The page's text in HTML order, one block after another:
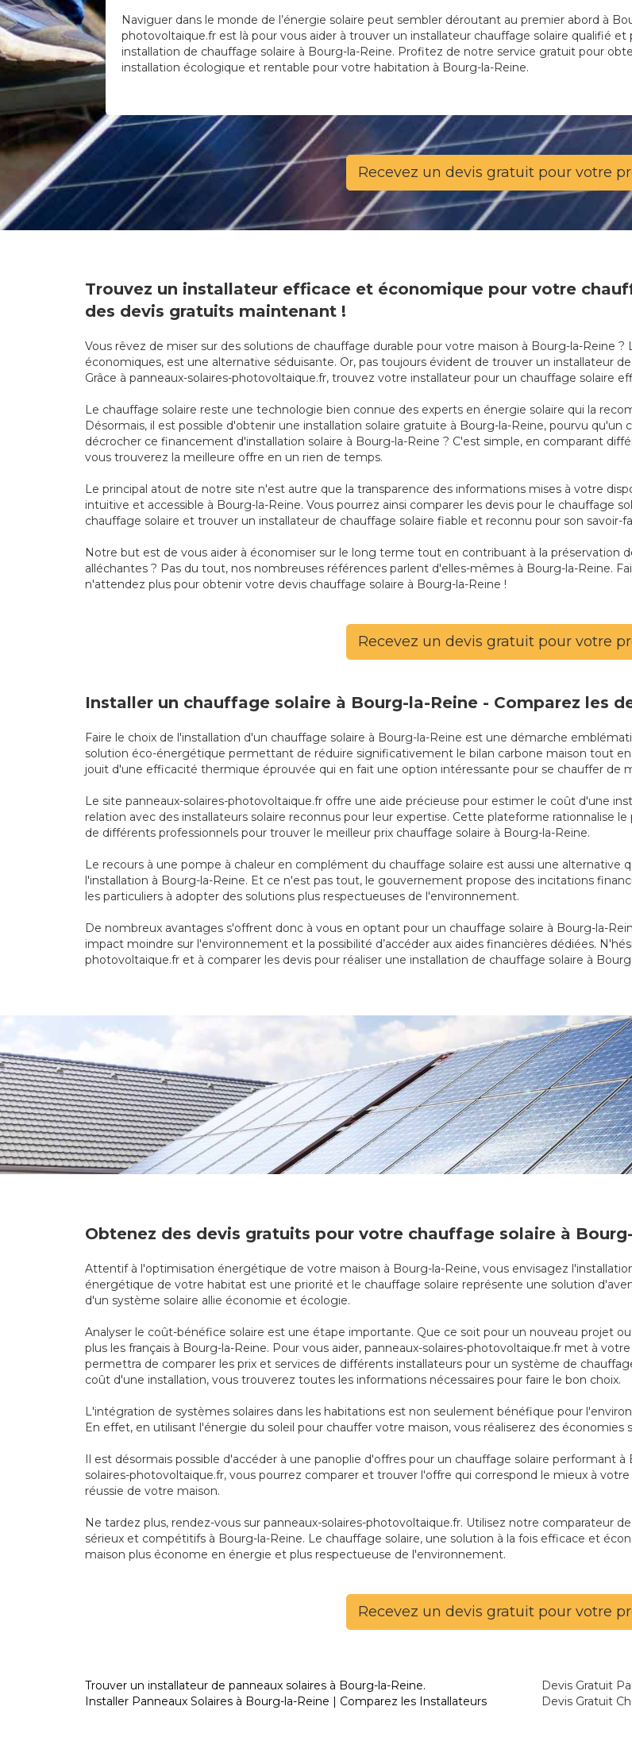
Naviguer dans le monde de l’énergie solaire peut sembler déroutant au premier abord à
photovoltaique.fr est là pour vous aider à trouver un installateur chauffage solaire qualifié
installation de chauffage solaire à Bourg-la-Reine. Profitez de notre service gratuit pour
installation écologique et rentable pour votre habitation à Bourg-la-Reine.
Recevez un devis gratuit pour votre
Trouvez un installateur efficace et économique pour votre
des devis gratuits maintenant !
Vous rêvez de miser sur des solutions de chauffage durable pour votre maison à Bourg-la-Reine
économiques, est une alternative séduisante. Or, pas toujours évident de trouver un installateur
Grâce à panneaux-solaires-photovoltaique.fr, trouvez votre installateur pour un chauffage solaire
Le chauffage solaire reste une technologie bien connue des experts en énergie solaire qui la
Désormais, il est possible d'obtenir une installation solaire gratuite à Bourg-la-Reine, pourvu
décrocher ce financement d'installation solaire à Bourg-la-Reine ? C'est simple, en comparant
vous trouverez la meilleure offre en un rien de temps.
Le principal atout de notre site n'est autre que la transparence des informations mises à votre
intuitive et accessible à Bourg-la-Reine. Vous pourrez ainsi comparer les devis pour le chauffage
chauffage solaire et trouver un installateur de chauffage solaire fiable et reconnu pour son savoir-
Notre but est de vous aider à économiser sur le long terme tout en contribuant à la préservation
alléchantes ? Pas du tout, nos nombreuses références parlent d'elles-mêmes à Bourg-la-Reine.
n'attendez plus pour obtenir votre devis chauffage solaire à Bourg-la-Reine !
Recevez un devis gratuit pour votre
Installer un chauffage solaire à Bourg-la-Reine - Comparez les
Faire le choix de l'installation d'un chauffage solaire à Bourg-la-Reine est une démarche
solution éco-énergétique permettant de réduire significativement le bilan carbone maison tout
jouit d'une efficacité thermique éprouvée qui en fait une option intéressante pour se chauffer de
Le site panneaux-solaires-photovoltaique.fr offre une aide précieuse pour estimer le coût d'une
relation avec des installateurs solaire reconnus pour leur expertise. Cette plateforme rationnalise
de différents professionnels pour trouver le meilleur prix chauffage solaire à Bourg-la-Reine.
Le recours à une pompe à chaleur en complément du chauffage solaire est aussi une
l'installation à Bourg-la-Reine. Et ce n'est pas tout, le gouvernement propose des incitations
les particuliers à adopter des solutions plus respectueuses de l'environnement.
De nombreux avantages s'offrent donc à vous en optant pour un chauffage solaire à Bourg-la-
impact moindre sur l'environnement et la possibilité d’accéder aux aides financières dédiées.
photovoltaique.fr et à comparer les devis pour réaliser une installation de chauffage solaire à
Obtenez des devis gratuits pour votre chauffage solaire à
Attentif à l'optimisation énergétique de votre maison à Bourg-la-Reine, vous envisagez
énergétique de votre habitat est une priorité et le chauffage solaire représente une solution
d'un système solaire allie économie et écologie.
Analyser le coût-bénéfice solaire est une étape importante. Que ce soit pour un nouveau projet
plus les français à Bourg-la-Reine. Pour vous aider, panneaux-solaires-photovoltaique.fr met à
permettra de comparer les prix et services de différents installateurs pour un système de
coût d'une installation, vous trouverez toutes les informations nécessaires pour faire le bon choix.
L'intégration de systèmes solaires dans les habitations est non seulement bénéfique pour
En effet, en utilisant l'énergie du soleil pour chauffer votre maison, vous réaliserez des
Il est désormais possible d'accéder à une panoplie d'offres pour un chauffage solaire performant
solaires-photovoltaique.fr, vous pourrez comparer et trouver l'offre qui correspond le mieux à
réussie de votre maison.
Ne tardez plus, rendez-vous sur panneaux-solaires-photovoltaique.fr. Utilisez notre comparateur
sérieux et compétitifs à Bourg-la-Reine. Le chauffage solaire, une solution à la fois efficace et
maison plus économe en énergie et plus respectueuse de l'environnement.
Recevez un devis gratuit pour votre
Trouver un installateur de panneaux solaires à Bourg-la-Reine.
Installer Panneaux Solaires à Bourg-la-Reine | Comparez les Installateurs
Devis Gratuit
Devis Gratuit